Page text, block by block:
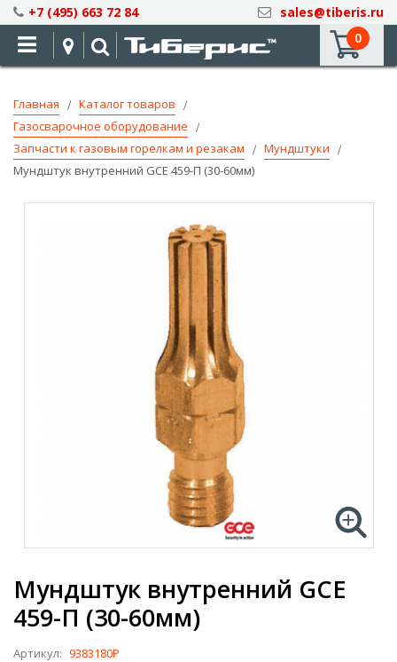
Skip
to
Content
+7 (495) 663 72 84
sales@tiberis.ru
0
Главная
Каталог товаров
Газосварочное оборудование
Запчасти к газовым горелкам и резакам
Мундштуки
Мундштук внутренний GCE 459-П (30-60мм)
Мундштук внутренний GCE
459-П (30-60мм)
Артикул: 9383180P